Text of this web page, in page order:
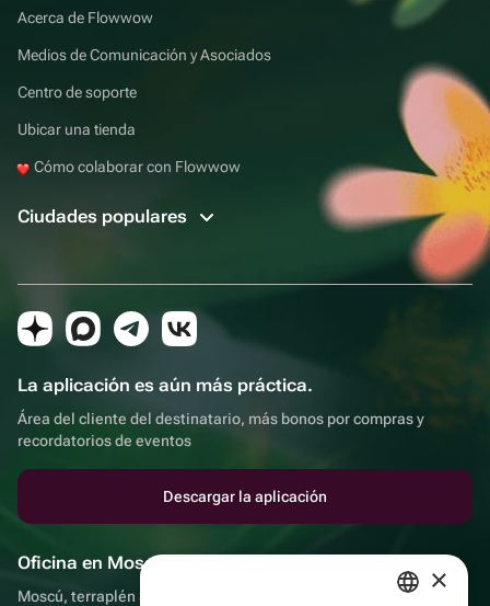
Acerca de Flowwow
Medios de Comunicación y Asociados
Centro de soporte
Ubicar una tienda
Cómo colaborar con Flowwow
Ciudades populares
La aplicación es aún más práctica.
Área del cliente del destinatario, más bonos por compras y
recordatorios de eventos
Descargar la aplicación
Oficina en Moscú
Moscú, terraplén Sadovnicheskaya, 9, sala 2/3 ×